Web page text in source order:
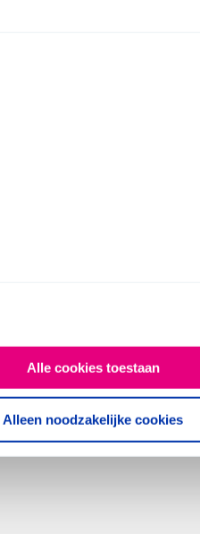
Alle cookies toestaan
Alleen noodzakelijke cookies